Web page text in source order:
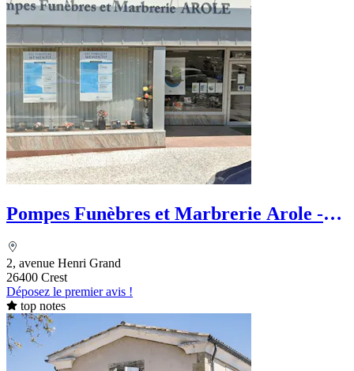
Pompes Funèbres et Marbrerie Arole -
2, avenue Henri Grand
26400 Crest
Déposez le premier avis !
top notes